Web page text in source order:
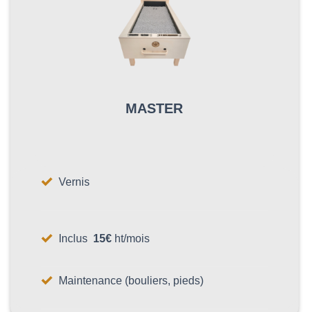
MASTER
Vernis
Inclus 15€ ht/mois
Maintenance (bouliers, pieds)